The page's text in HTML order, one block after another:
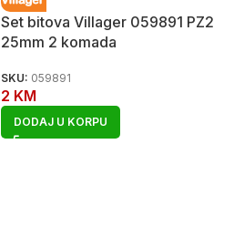
Set bitova Villager 059891 PZ2
25mm 2 komada
SKU: 059891
2 KM
DODAJ U KORPU